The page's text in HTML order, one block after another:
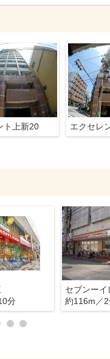
ト上新20 エクセレ
分
約116m／